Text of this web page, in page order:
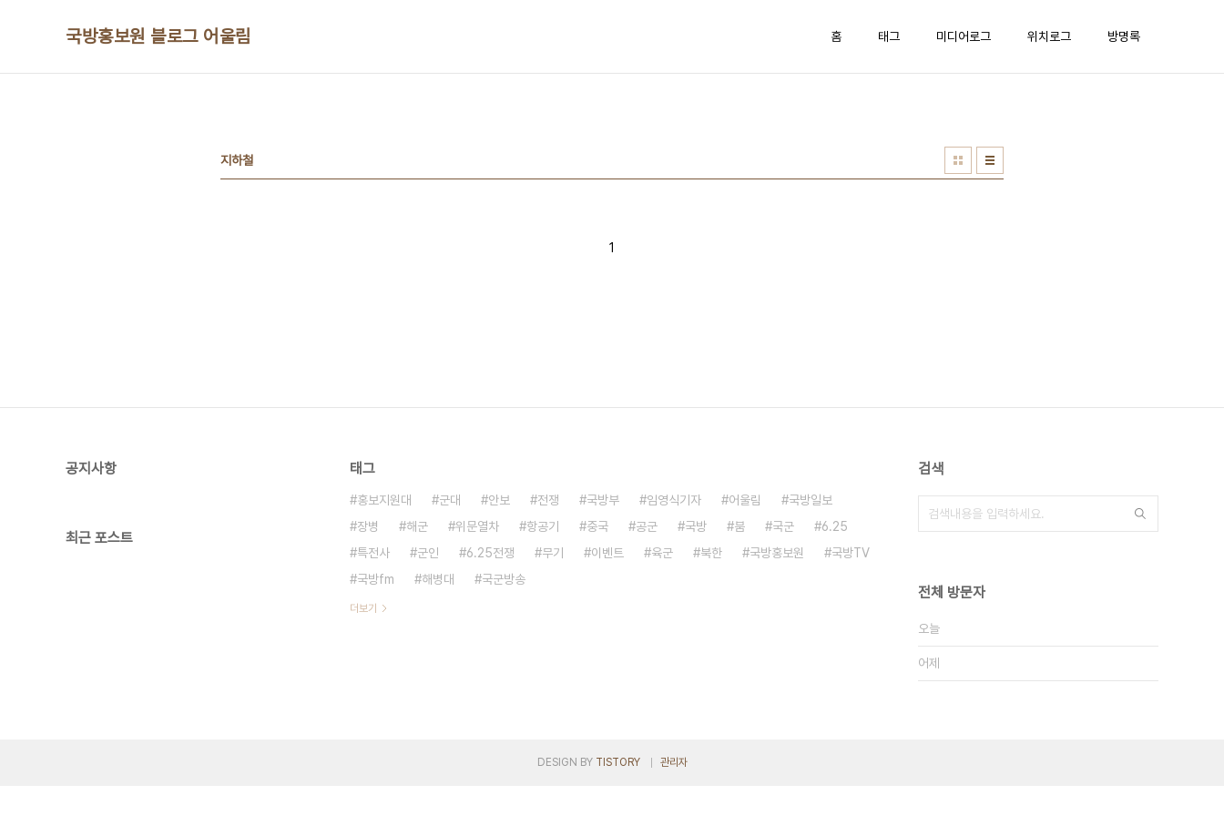
국방홍보원 블로그 어울림 홈 태그 미디어로그 위치로그 방명록
지하철
1
공지사항
최근 포스트
태그
홍보지원대 군대 안보 전쟁 국방부 임영식기자 어울림
국방일보
장병
해군 위문열차 항공기 중국 공군 국방 붐 국군
6.25
특전사
군인 6.25전쟁 무기 이벤트 육군 북한 국방홍보원
국방TV
국방fm
해병대 국군방송
더보기
검색
전체 방문자
오늘
어제
DESIGN BY TISTORY 관리자